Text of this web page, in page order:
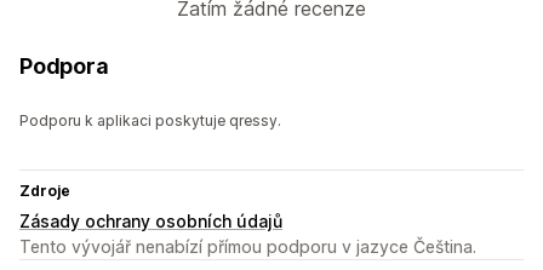
Zatím žádné recenze
Podpora
Podporu k aplikaci poskytuje qressy.
Zdroje
Zásady ochrany osobních údajů
Tento vývojář nenabízí přímou podporu v jazyce Čeština.